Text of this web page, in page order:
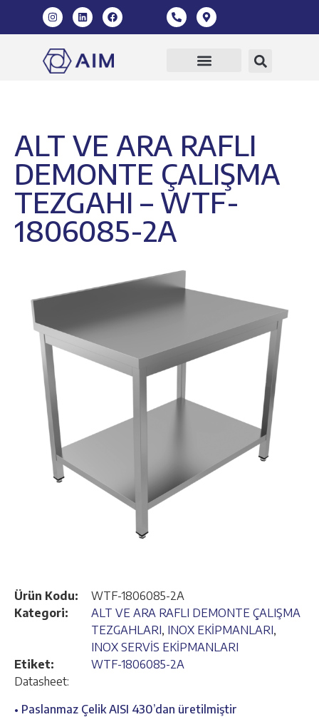
ALT VE ARA RAFLI
DEMONTE ÇALIŞMA
TEZGAHI – WTF-
1806085-2A
Ürün Kodu:
WTF-1806085-2A
Kategori:
ALT VE ARA RAFLI DEMONTE ÇALIŞMA
TEZGAHLARI, INOX EKİPMANLARI,
INOX SERVİS EKİPMANLARI
Etiket:
WTF-1806085-2A
Datasheet:
• Paslanmaz Çelik AISI 430’dan üretilmiştir